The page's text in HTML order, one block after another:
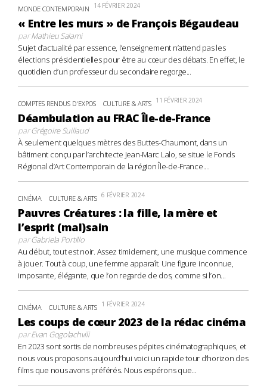
MONDE CONTEMPORAIN 14 FÉVRIER 2024
« Entre les murs » de François Bégaudeau
parMathieu Salami
Sujet d’actualité par essence, l’enseignement n’attend pas les
élections présidentielles pour être au cœur des débats. En effet, le
quotidien d’un professeur du secondaire regorge...
COMPTES RENDUS D'EXPOS CULTURE & ARTS 11 FÉVRIER 2024
Déambulation au FRAC Île-de-France
parGrégoire Suillaud
À seulement quelques mètres des Buttes-Chaumont, dans un
bâtiment conçu par l’architecte Jean-Marc Lalo, se situe le Fonds
Régional d’Art Contemporain de la région Île-de-France....
CINÉMA CULTURE & ARTS 6 FÉVRIER 2024
Pauvres Créatures : la fille, la mère et
l’esprit (mal)sain
parGabriela Portillo
Au début, tout est noir. Assez timidement, une musique commence
à jouer. Tout à coup, une femme apparaît. Une figure inconnue,
imposante, élégante, que l’on regarde de dos, comme si l’on...
CINÉMA CULTURE & ARTS 1 FÉVRIER 2024
Les coups de cœur 2023 de la rédac cinéma
parEvan Gogolachvili
En 2023 sont sortis de nombreuses pépites cinématographiques, et
nous vous proposons aujourd’hui voici un rapide tour d’horizon des
films que nous avons préférés. Nous espérons que...